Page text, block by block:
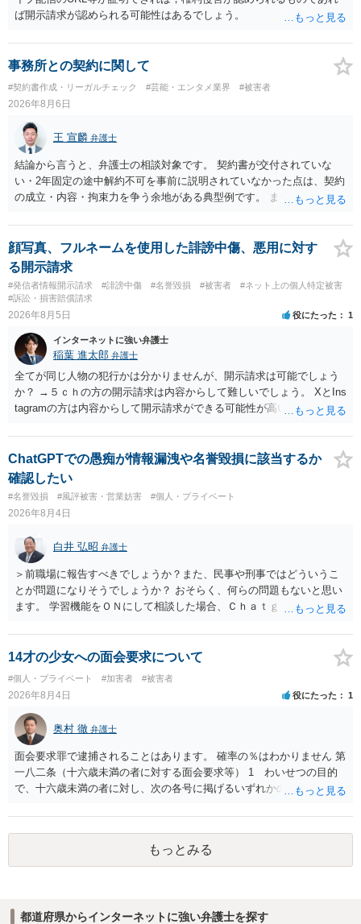
ば開示請求が認められる可能性はあるでしょう。
事務所との契約に関して
#契約書作成・リーガルチェック #芸能・エンタメ業界 #被害者
2026年8月6日
王 宣麟 弁護士
結論から言うと、弁護士の相談対象です。 契約書が交付されていな
い・2年固定の途中解約不可を事前に説明されていなかった点は、契約
の成立・内容・拘束力を争う余地がある典型例です。 まずは、運営と
みてはいかがでしょうか。 また同時並行で（もしまだされていないの
であれば）書面で退所意思の明確化はしておくべきだと考えます。
顔写真、フルネームを使用した誹謗中傷、悪用に対す
る開示請求
#発信者情報開示請求 #誹謗中傷 #名誉毀損 #被害者
#ネット上の個人特定被害
#訴訟・損害賠償請求
2026年8月5日 役にたった 1
インターネットに強い弁護士
稲葉 進太郎 弁護士
全てが同じ人物の犯行かは分かりませんが、開示請求は可能でしょう
か？ →５ｃｈの方の開示請求は内容からして難しいでしょう。 XとIns
tagramの方は内容からして開示請求ができる可能性が高いでしょう。
いでしょう。７月中にアカウントが削除されている場合、今から進め
ても失敗する可能性が高いように思われます。 相手を特定できた場
合、相手に全ての弁護士費用を負担させることは可能でしょうか？ →
訴訟外の交渉で相手方が認めれば負担させることができるでしょう。
訴訟で判決となった場合は、実際の弁護士費用が認められる場合と認
められない場合があり何ともいえないところでしょう。
ChatGPTでの愚痴が情報漏洩や名誉毀損に該当するか
確認したい
#名誉毀損 #風評被害・営業妨害 #個人・プライベート
2026年8月4日
白井 弘昭 弁護士
＞前職場に報告すべきでしょうか？また、民事や刑事ではどういうこ
とが問題になりそうでしょうか？ おそらく、何らの問題もないと思い
ます。 学習機能をＯＮにして相談した場合、Ｃｈａｔｇｐｔがｏｐｅ
する可能性がありますが、個人名や会社名を特定していない限り、一
般論として抽象化されて回答に織り込まれる可能性が生じるにすぎま
せんので、その情報自体が、秘密情報に当たるとは思えませんし、名
誉棄損として、個人や会社に対する誹謗中傷の不特定多数への公開に
当たるとも思われません。 もちろん、誰がその内容をｃｈａｔｇｐｔ
に入力したかも第三者にしられることはないので、個人や会社の特定
をせずに書き込んだことで（おそらく特定して書き込んだとして
も）、相談者さんが刑事民事の責任に問われることはないでしょう。
私見ながらご参考まで。
14才の少女への面会要求について
#個人・プライベート #加害者 #被害者
2026年8月4日 役にたった 1
奥村 徹 弁護士
面会要求罪で逮捕されることはあります。 確率の％はわかりません 第
一八二条（十六歳未満の者に対する面会要求等） 1 わいせつの目的
で、十六歳未満の者に対し、次の各号に掲げるいずれかの行為をした
が生まれた日より五年以上前の日に生まれた者に限る。）は、一年以
下の拘禁刑又は五十万円以下の罰金に処する。 一 威迫し、偽計を用
い又は誘惑して面会を要求すること。 二 拒まれたにもかかわらず、
反復して面会を要求すること。 三 金銭その他の利益を供与し、又は
二年以下の拘禁刑又は百万円以下の罰金に処する。
もっとみる
都道府県からインターネットに強い弁護士を探す